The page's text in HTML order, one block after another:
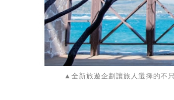
▲全新旅遊企劃讓旅人選擇的不